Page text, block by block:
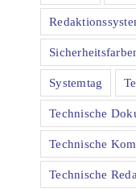
Systemtag
Technische
Technische
Technische